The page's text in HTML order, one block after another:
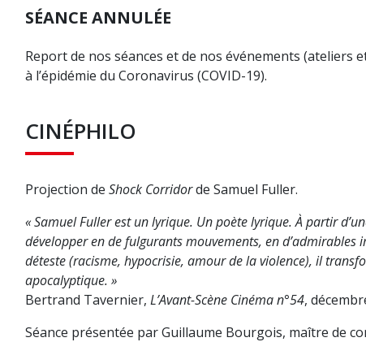
SÉANCE ANNULÉE
Report de nos séances et de nos événements (ateliers
à l’épidémie du Coronavirus (COVID-19).
CINÉPHILO
Projection de Shock Corridorde Samuel Fuller.
« Samuel Fuller est un lyrique. Un poète lyrique. À partir
développer en de fulgurants mouvements, en d’admirables
déteste (racisme, hypocrisie, amour de la violence), il
apocalyptique. »
Bertrand Tavernier, L’Avant-Scène Cinéma n°54,
Séance présentée par Guillaume Bourgois, maître de